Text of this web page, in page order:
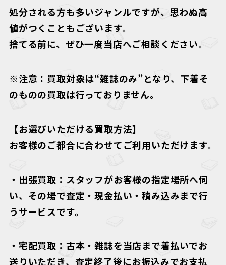
処分される方も多いジャンルですが、思わぬ高
値がつくこともございます。
捨てる前に、ぜひ一度当店へご相談ください。
※注意：買取対象は“雑誌のみ”となり、下着そ
のものの買取は行っておりません。
【お選びいただける買取方法】
お客様のご都合に合わせてご利用いただけます。
・ 出張買取 ：スタッフがお客様の指定場所へ伺
い、その場で査定・現金払い・積み込みまで行
うサービスです。
・ 宅配買取 ：古本・雑誌を当店まで着払いでお
送りいただき、査定終了後にお振込みでお支払